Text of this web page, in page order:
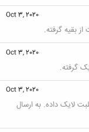
Oct 3, 2020
Oct 3, 2020
Oct 3, 2020
لایک داده. به ارسال